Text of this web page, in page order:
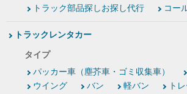
トラック部品探しお探し代行 コー
トラックレンタカー
タイプ
パッカー車（塵芥車・ゴミ収集車）
ウイング
バン 軽バン
ト